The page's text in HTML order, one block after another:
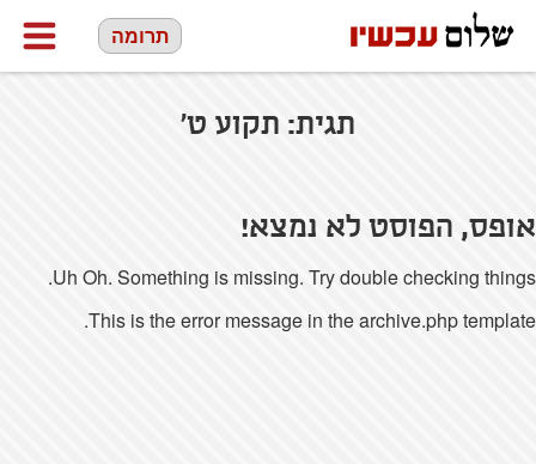
תרומה
תגית: תקוע ט'
אופס, הפוסט לא נמצא!
Uh Oh. Something is missing. Try double checking things.
This is the error message in the archive.php template.